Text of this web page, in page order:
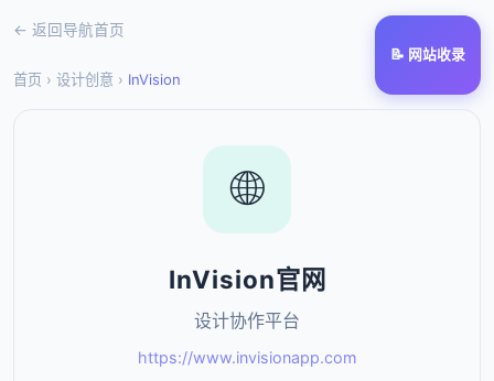
📝 网站收录
← 返回导航首页
首页 › 设计创意 › InVision
🌐
InVision官网
设计协作平台
https://www.invisionapp.com